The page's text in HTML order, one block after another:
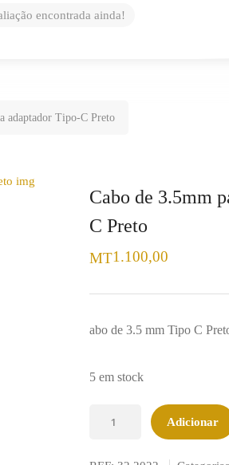
encontrada ainda!
adaptador Tipo-C Preto
Cabo de 3.5mm
C Preto
MT1.100,00
abo de 3.5 mm Tipo C
5 em stock
Adicionar